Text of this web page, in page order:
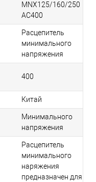
MNX125/160/250
AC400
Расцепитель
минимального
напряжения
400
Китай
Минимального
напряжения
Расцепитель
минимального
наряжения
предназначен для